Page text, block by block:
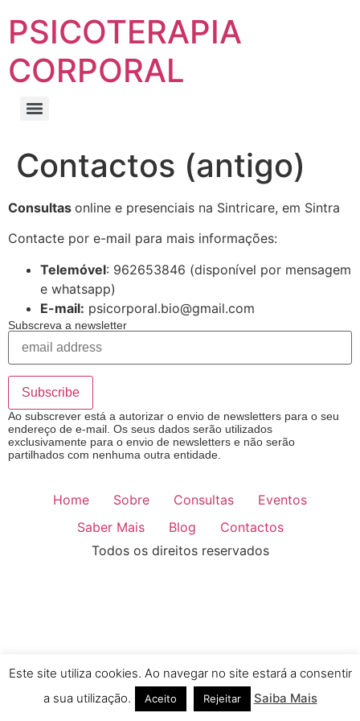
PSICOTERAPIA
CORPORAL
Contactos (antigo)
Consultas online e presenciais na Sintricare, em Sintra
Contacte por e-mail para mais informações:
Telemóvel: 962653846 (disponível por mensagem
e whatsapp)
E-mail: psicorporal.bio@gmail.com
Subscreva a newsletter
Ao subscrever está a autorizar o envio de newsletters para o seu
endereço de e-mail. Os seus dados serão utilizados
exclusivamente para o envio de newsletters e não serão
partilhados com nenhuma outra entidade.
Home Sobre Consultas
Eventos
Saber Mais
Blog
Contactos
Todos os direitos reservados
Este site utiliza cookies. Ao navegar no site estará a consentir
a sua utilização.
Aceito Rejeitar Saiba Mais